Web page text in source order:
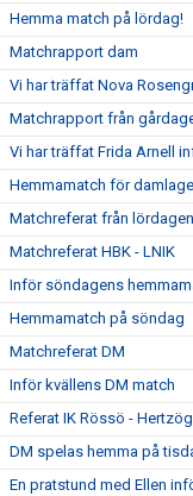
Hemma match på lördag!
Matchrapport dam
Vi har träffat Nova
Matchrapport från
Vi har träffat Frida Arnell
Hemmamatch för
Matchreferat från
Matchreferat HBK - LNIK
Inför söndagens
Hemmamatch på söndag
Matchreferat DM
Inför kvällens DM match
Referat IK Rössö -
DM spelas hemma på
En pratstund med Ellen